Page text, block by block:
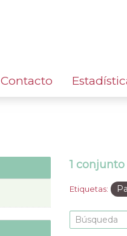
Contacto
1
Etiquetas: